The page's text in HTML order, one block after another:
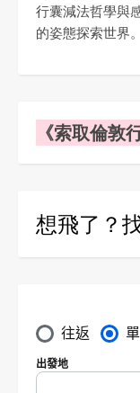
行囊減法哲學與
的姿態探索世界。
《索取倫敦
想飛了？